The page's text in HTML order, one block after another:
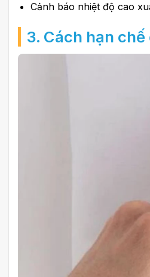
Cảnh báo nhiệt độ cao
3. Cách hạn